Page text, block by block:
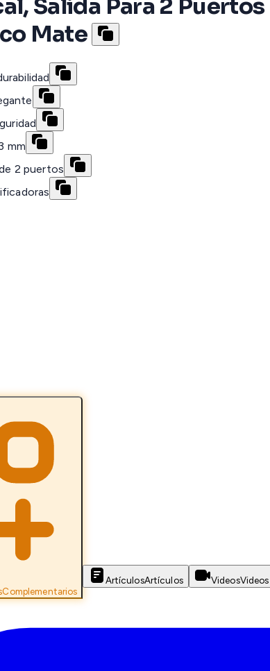
Salida Para 2
Mate
mm
2 puertos
Complementarios
ArtículosArtículos VideosVideos